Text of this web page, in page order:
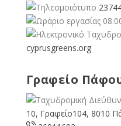
cyprusgreens.org
Γραφείο
10, Γραφείο104, 8010